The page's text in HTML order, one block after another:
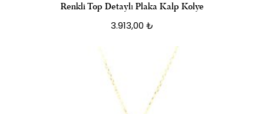
Renkli Top Detaylı Plaka Kalp Kolye
3.913,00 ₺